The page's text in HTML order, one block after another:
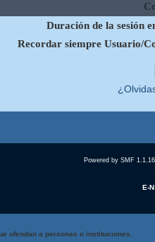
Duración de la sesión
Recordar siempre Usuario/
Powered by SMF 1.1.16
E-
ofendan a personas o instituciones.